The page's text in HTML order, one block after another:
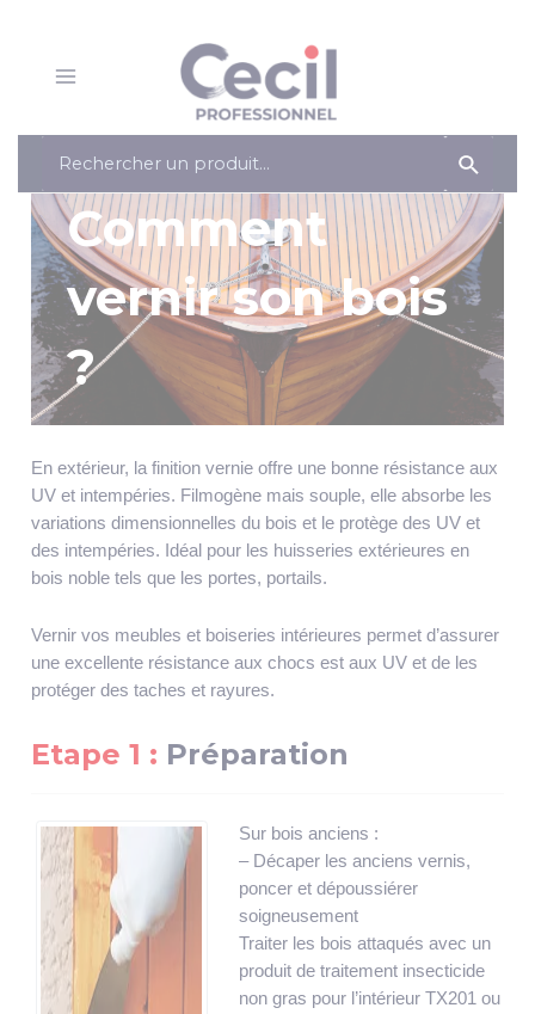
contenu
Menu
Search
for:
Retour
Comment
vernir son bois
?
En extérieur, la finition vernie offre une bonne résistance aux
UV et intempéries. Filmogène mais souple, elle absorbe les
variations dimensionnelles du bois et le protège des UV et
des intempéries. Idéal pour les huisseries extérieures en
bois noble tels que les portes, portails.
Vernir vos meubles et boiseries intérieures permet d’assurer
une excellente résistance aux chocs est aux UV et de les
protéger des taches et rayures.
Etape 1 : Préparation
Sur bois anciens :
– Décaper les anciens vernis,
poncer et dépoussiérer
soigneusement
Traiter les bois attaqués avec un
produit de traitement insecticide
non gras pour l’intérieur TX201 ou